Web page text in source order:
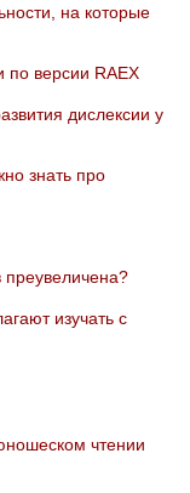
на которые
по версии RAEX
дислексии у
знать про
преувеличена?
изучать с
чтении